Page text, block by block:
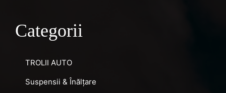
Categorii
TROLII AUTO
Suspensii & Înălțare